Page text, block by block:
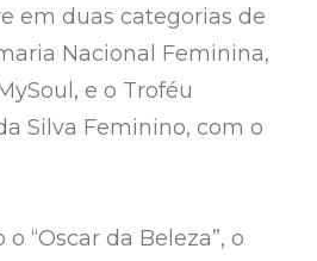
em duas categorias de
Nacional Feminina,
e o Troféu
Silva Feminino, com o
“Oscar da Beleza”, o